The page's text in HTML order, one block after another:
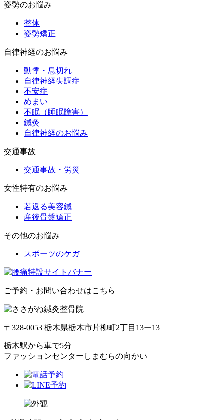
姿勢のお悩み
整体
姿勢矯正
自律神経のお悩み
動悸・息切れ
自律神経失調症
不安症
めまい
不眠（睡眠障害）
鍼灸
自律神経のお悩み
交通事故
交通事故・労災
女性特有のお悩み
若返る美容鍼
産後骨盤矯正
その他のお悩み
スポーツのケガ
ご予約・お問い合わせはこちら
〒328-0053 栃木県栃木市片柳町2丁目13ー13
栃木駅から車で5分
ファッションセンターしまむらの向かい